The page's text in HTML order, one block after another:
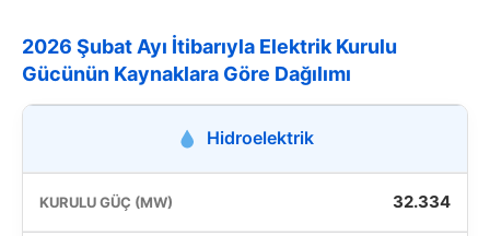
2026 Şubat Ayı İtibarıyla Elektrik Kurulu
Gücünün Kaynaklara Göre Dağılımı
Hidroelektrik
32.334